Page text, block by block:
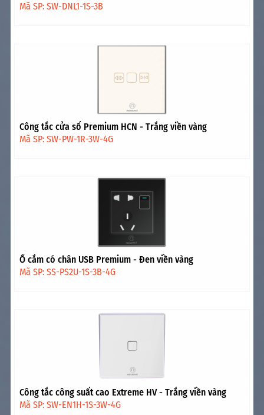
Mã SP: SW-DNL1-1S-3B
Công tắc cửa sổ Premium HCN - Trắng viền vàng
Mã SP: SW-PW-1R-3W-4G
Ổ cắm có chân USB Premium - Đen viền vàng
Mã SP: SS-PS2U-1S-3B-4G
Công tắc công suất cao Extreme HV - Trắng viền vàng
Mã SP: SW-EN1H-1S-3W-4G